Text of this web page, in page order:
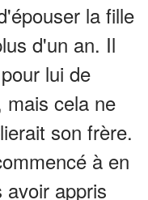
la fille
d'un an. Il
lui de
mais cela ne
son frère.
à en
appris